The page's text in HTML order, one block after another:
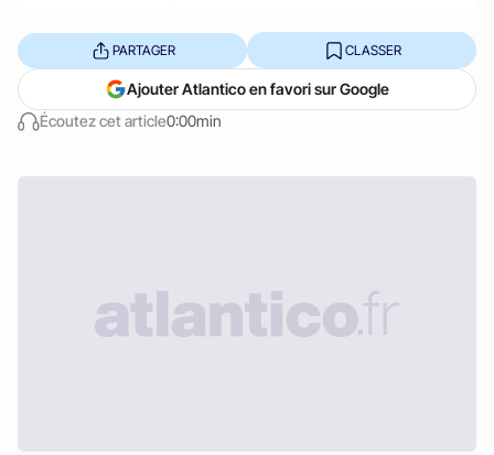
Écoutez cet article0:00min
PARTAGER CLASSER
Ajouter Atlantico en favori sur Google